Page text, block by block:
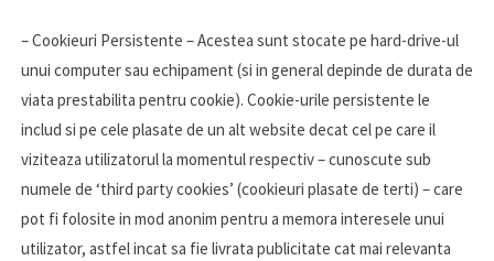
– Cookieuri Persistente – Acestea sunt stocate pe hard-drive-ul
unui computer sau echipament (si in general depinde de durata de
viata prestabilita pentru cookie). Cookie-urile persistente le
includ si pe cele plasate de un alt website decat cel pe care il
viziteaza utilizatorul la momentul respectiv – cunoscute sub
numele de ‘third party cookies’ (cookieuri plasate de terti) – care
pot fi folosite in mod anonim pentru a memora interesele unui
utilizator, astfel incat sa fie livrata publicitate cat mai relevanta